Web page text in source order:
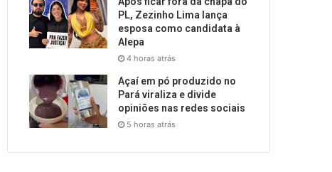
PL, Zezinho Lima lança
esposa como candidata à
Alepa
4 horas atrás
Açaí em pó produzido no
Pará viraliza e divide
opiniões nas redes sociais
5 horas atrás